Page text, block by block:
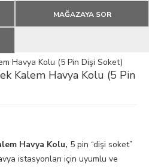
MAĞAZAYA SOR
Havya Kolu (5 Pin Dişi Soket)
Kalem Havya Kolu (5 Pin
Havya Kolu, 5 pin “dişi soket”
istasyonları için uyumlu ve